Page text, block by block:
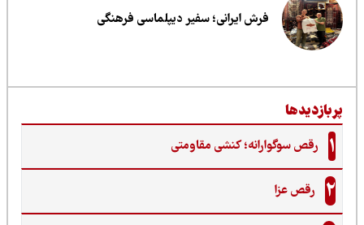
فرش ایرانی؛ سفیر دیپلماسی فرهنگی
رقص سوگوارانه؛ کنشی مقاومتی
رقص عزا